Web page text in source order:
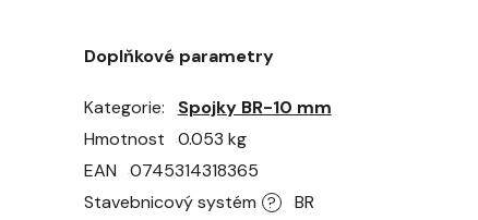
Doplňkové parametry
Kategorie
Spojky BR-10 mm
Hmotnost
0.053 kg
EAN
0745314318365
?
Stavebnicový systém BR